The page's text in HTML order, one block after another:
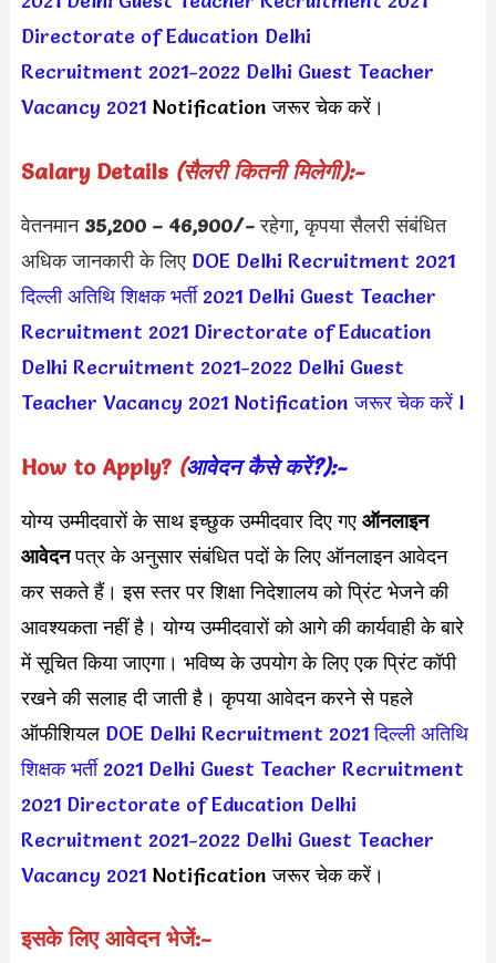
Directorate of Education Delhi
Recruitment 2021-2022 Delhi Guest Teacher
Vacancy 2021Notification जरूर चेक करें।
Salary Details (सैलरी कितनी मिलेगी):-
वेतनमान 35,200 – 46,900/-रहेगा, कृपया सैलरी संबंधित
अधिक जानकारी के लिए DOE Delhi Recruitment 2021
दिल्ली अतिथि शिक्षक भर्ती 2021 Delhi Guest Teacher
Recruitment 2021 Directorate of Education
Delhi Recruitment 2021-2022 Delhi Guest
Teacher Vacancy 2021Notification जरूर चेक करें l
How to Apply?(आवेदन कैसे करें?):-
योग्य उम्मीदवारों के साथ इच्छुक उम्मीदवार दिए गए ऑनलाइन
आवेदनपत्र के अनुसार संबंधित पदों के लिए ऑनलाइन आवेदन
कर सकते हैं। इस स्तर पर शिक्षा निदेशालय को प्रिंट भेजने की
आवश्यकता नहीं है। योग्य उम्मीदवारों को आगे की कार्यवाही के बारे
में सूचित किया जाएगा। भविष्य के उपयोग के लिए एक प्रिंट कॉपी
रखने की सलाह दी जाती है। कृपया आवेदन करने से पहले
ऑफीशियल DOE Delhi Recruitment 2021 दिल्ली अतिथि
शिक्षक भर्ती 2021 Delhi Guest Teacher Recruitment
2021 Directorate of Education Delhi
Recruitment 2021-2022 Delhi Guest Teacher
Vacancy 2021Notification जरूर चेक करें।
इसके लिए आवेदन भेजें:-